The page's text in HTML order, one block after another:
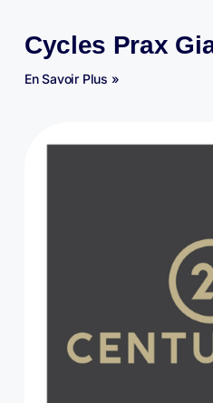
Cycles Prax
En Savoir Plus »